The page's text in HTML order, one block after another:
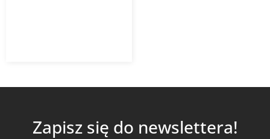
Zapisz się do newslettera!